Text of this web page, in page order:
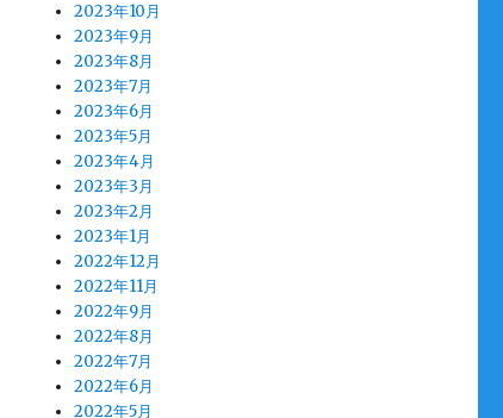
2023年10月
2023年9月
2023年8月
2023年7月
2023年6月
2023年5月
2023年4月
2023年3月
2023年2月
2023年1月
2022年12月
2022年11月
2022年9月
2022年8月
2022年7月
2022年6月
2022年5月